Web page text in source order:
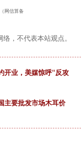
网信算备
，不代表本站观点。
开业，美媒惊呼“反攻
主要批发市场木耳价